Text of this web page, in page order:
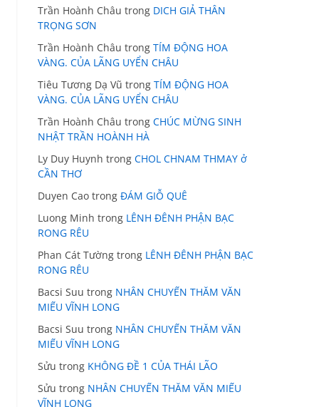
Trần Hoành Châu trong DICH GIẢ THÂN
TRỌNG SƠN
Trần Hoành Châu trong TÍM ĐỘNG HOA
VÀNG. CỦA LÃNG UYỂN CHÂU
Tiêu Tương Dạ Vũ trong TÍM ĐỘNG HOA
VÀNG. CỦA LÃNG UYỂN CHÂU
Trần Hoành Châu trong CHÚC MỪNG SINH
NHẬT TRẦN HOÀNH HÀ
Ly Duy Huynh trong CHOL CHNAM THMAY ở
CẦN THƠ
Duyen Cao trong ĐÁM GIỖ QUÊ
Luong Minh trong LÊNH ĐÊNH PHẬN BẠC
RONG RÊU
Phan Cát Tường trong LÊNH ĐÊNH PHẬN BẠC
RONG RÊU
Bacsi Suu trong NHÂN CHUYẾN THĂM VĂN
MIẾU VĨNH LONG
Bacsi Suu trong NHÂN CHUYẾN THĂM VĂN
MIẾU VĨNH LONG
Sửu trong KHÔNG ĐỀ 1 CỦA THÁI LÃO
Sửu trong NHÂN CHUYẾN THĂM VĂN MIẾU
VĨNH LONG